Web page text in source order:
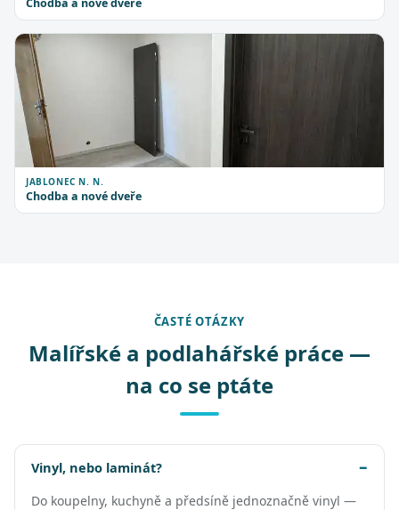
Chodba a nové dveře
JABLONEC N. N.
Chodba a nové dveře
ČASTÉ OTÁZKY
Malířské a podlahářské práce —
na co se ptáte
Vinyl, nebo laminát?
Do koupelny, kuchyně a předsíně jednoznačně vinyl —